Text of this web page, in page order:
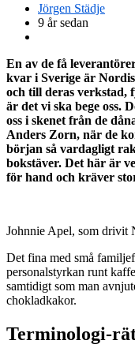
Jörgen Städje
9 år sedan
En av de få
kvar i Sverige är
och till deras verkstad,
är det vi ska bege oss.
oss i skenet från de
Anders Zorn, när de
början så vardagligt
bokstäver. Det här är
för hand och kräver
Johnnie Apel, som drivit
Det fina med små
personalstyrkan runt
samtidigt som man
chokladkakor.
Terminologi-